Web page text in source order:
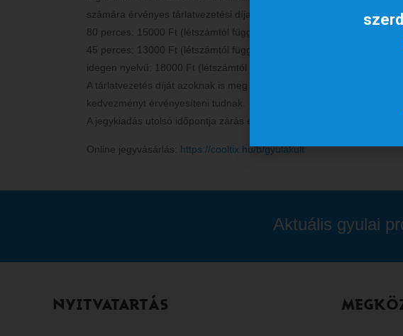
számára érvényes tárlatvezetési díjak (az előre regisztrált
80 perces: 15000 Ft (létszámtól függetlenül)
45 perces: 13000 Ft (létszámtól függetlenül)
idegen nyelvű: 18000 Ft (létszámtól függetlenül)
A tárlatvezetés díját azoknak is meg kell fizetniük, akik belépőjegyük
kedvezményt érvényesíteni tudnak.
A jegykiadás utolsó időpontja zárás előtt egy órával.
Online jegyvásárlás: https://cooltix.hu/b/gyulakult
Aktuális gyulai
NYITVATARTÁS